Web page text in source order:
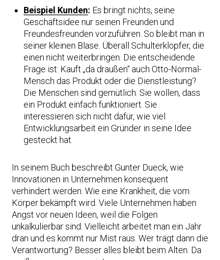
Beispiel Kunden: Es bringt nichts, seine
Geschäftsidee nur seinen Freunden und
Freundesfreunden vorzuführen. So bleibt man in
seiner kleinen Blase. Überall Schulterklopfer, die
einen nicht weiterbringen. Die entscheidende
Frage ist: Kauft „da draußen“ auch Otto-Normal-
Mensch das Produkt oder die Dienstleistung?
Die Menschen sind gemütlich. Sie wollen, dass
ein Produkt einfach funktioniert. Sie
interessieren sich nicht dafür, wie viel
Entwicklungsarbeit ein Gründer in seine Idee
gesteckt hat.
In seinem Buch beschreibt Gunter Dueck, wie
Innovationen in Unternehmen konsequent
verhindert werden. Wie eine Krankheit, die vom
Körper bekämpft wird. Viele Unternehmen haben
Angst vor neuen Ideen, weil die Folgen
unkalkulierbar sind. Vielleicht arbeitet man ein Jahr
dran und es kommt nur Mist raus. Wer trägt dann die
Verantwortung? Besser alles bleibt beim Alten. Da